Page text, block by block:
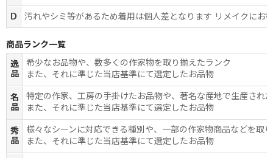
D 汚れやシミ等があるため着用は個人差となります リメイクにお
商品ランク一覧
逸
品
希少なお品物や、数多くの作家物を取り揃えたランク
また、それに準じた当店基準にて選定したお品物
名
品
特定の作家、工房の手掛けたお品物や、著名な産地で生産され
また、それに準じた当店基準にて選定したお品物
秀
品
様々なシーンに対応できる種別や、一部の作家物商品などを取
また、それに準じた当店基準にて選定したお品物